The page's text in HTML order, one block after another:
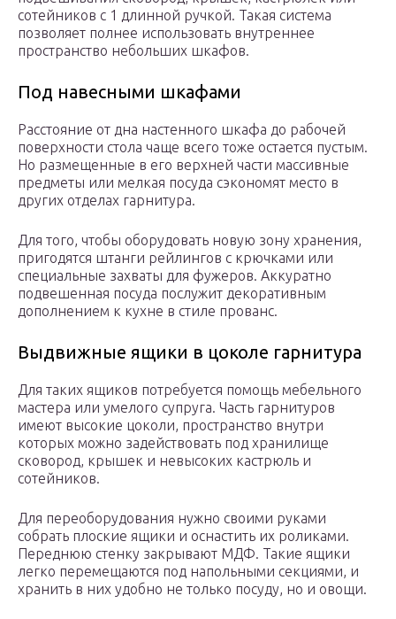
сотейников с 1 длинной ручкой. Такая система
позволяет полнее использовать внутреннее
пространство небольших шкафов.
Под навесными шкафами
Расстояние от дна настенного шкафа до рабочей
поверхности стола чаще всего тоже остается пустым.
Но размещенные в его верхней части массивные
предметы или мелкая посуда сэкономят место в
других отделах гарнитура.
Для того, чтобы оборудовать новую зону хранения,
пригодятся штанги рейлингов с крючками или
специальные захваты для фужеров. Аккуратно
подвешенная посуда послужит декоративным
дополнением к кухне в стиле прованс.
Выдвижные ящики в цоколе гарнитура
Для таких ящиков потребуется помощь мебельного
мастера или умелого супруга. Часть гарнитуров
имеют высокие цоколи, пространство внутри
которых можно задействовать под хранилище
сковород, крышек и невысоких кастрюль и
сотейников.
Для переоборудования нужно своими руками
собрать плоские ящики и оснастить их роликами.
Переднюю стенку закрывают МДФ. Такие ящики
легко перемещаются под напольными секциями, и
хранить в них удобно не только посуду, но и овощи.